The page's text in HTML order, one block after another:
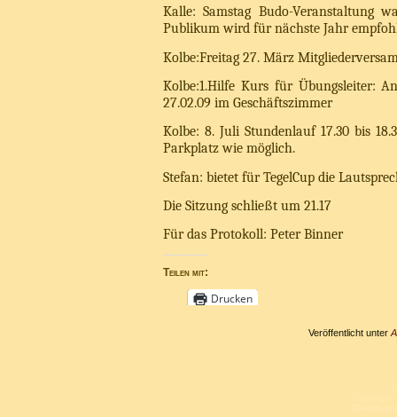
Kalle: Samstag Budo-Veranstaltung
Publikum wird für nächste Jahr
Kolbe:Freitag 27. März
Kolbe:1.Hilfe Kurs für Übungsleiter:
27.02.09 im Geschäftszimmer
Kolbe: 8. Juli Stundenlauf 17.30 bis
Parkplatz wie möglich.
Stefan: bietet für TegelCup die
Die Sitzung schließt um 21.17
Für das Protokoll: Peter Binner
Teilen mit:
Drucken
Veröffentlicht unter